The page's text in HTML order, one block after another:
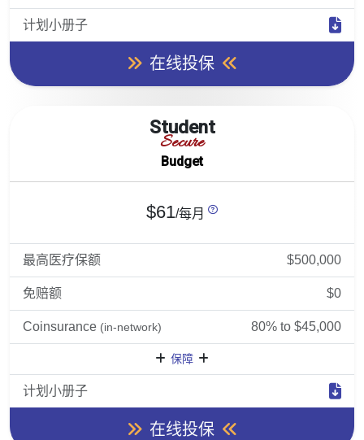
计划小册子
在线投保
Student
Secure
Budget
$61/每月
最高医疗保额 $500,000
免赔额 $0
Coinsurance (in-network) 80% to $45,000
保障
计划小册子
在线投保